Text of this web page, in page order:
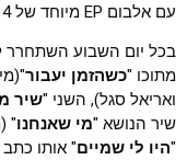
עם אלבום EP מיוחד של 4 שירים חדשים בשם "
בכל יום השבוע השתחרר
מתוכו "כשהזמן יעבור
ואריאל סגל), השני "שיר
שיר הנושא "מי שאנחנו"
"היו לי שמיים" אותו כתב